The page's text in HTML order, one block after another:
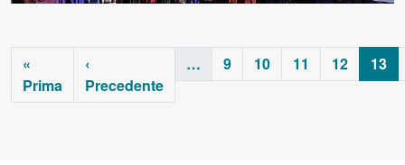
«
Prima
‹
Precedente
… 9 10 11 12 13